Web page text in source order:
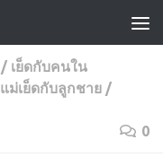
/ เย็ดกับคนใน
แม่เย็ดกับลูกชาย /
0